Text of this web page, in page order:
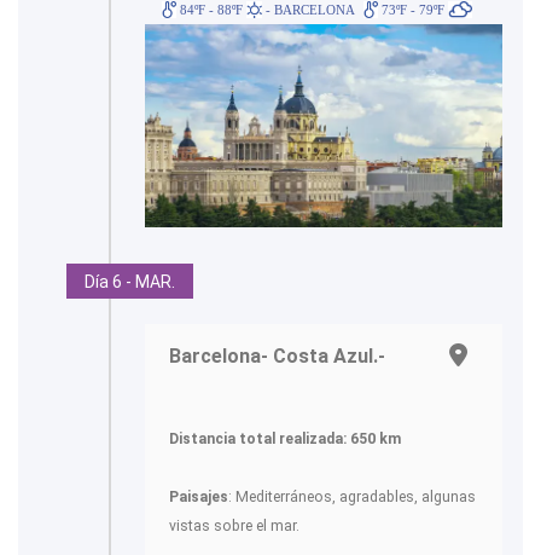
84ºF - 88ºF
- BARCELONA 73ºF - 79ºF
Día 6 - MAR.
Barcelona- Costa Azul.-
Distancia total realizada: 650 km
Paisajes: Mediterráneos, agradables, algunas
vistas sobre el mar.